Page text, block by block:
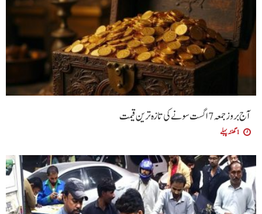
آج بروز جمعہ 7 اگست سونے کی تازہ ترین قیمت
1 گھنٹہ پہلے